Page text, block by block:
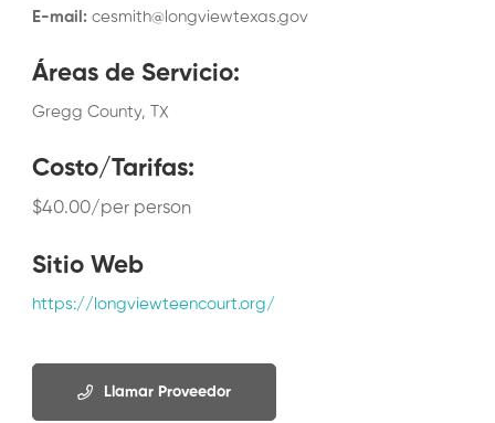
E-mail : cesmith@longviewtexas.gov
Áreas de Servicio:
Gregg County, TX
Costo/Tarifas:
$40.00/per person
Sitio Web
https://longviewteencourt.org/
Llamar Proveedor